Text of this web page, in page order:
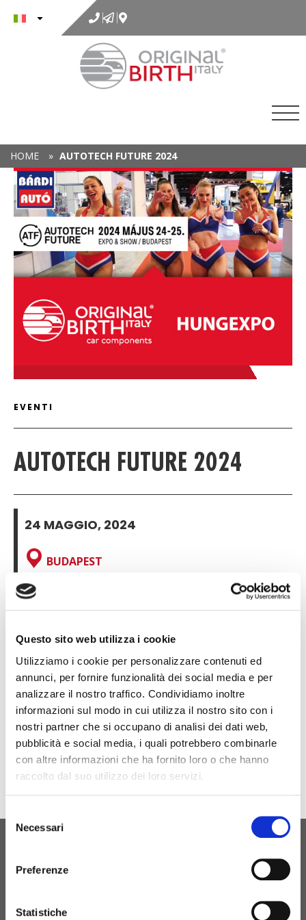
Questo sito web utilizza i cookie
Utilizziamo i cookie per personalizzare contenuti ed
annunci, per fornire funzionalità dei social media e per
analizzare il nostro traffico. Condividiamo inoltre
informazioni sul modo in cui utilizza il nostro sito con i
nostri partner che si occupano di analisi dei dati web,
pubblicità e social media, i quali potrebbero combinarle
con altre informazioni che ha fornito loro o che hanno
raccolto dal suo utilizzo dei loro servizi.
delNecessari
Preferenze
Statistiche
contenuto
HOME » AUTOTECH FUTURE 2024
ARTICLE DETAIL
EVENTI
AUTOTECH FUTURE 2024
24 MAGGIO, 2024
BUDAPEST
Maggio
Sito Evento
CONTATTACI